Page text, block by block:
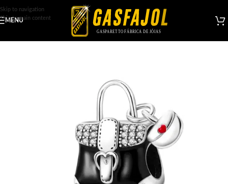
Skip to navigation
Skip to main content
MENU